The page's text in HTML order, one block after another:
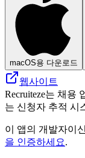
macOS용 다운로드
웹사이트
Recruiteze는 채용
는 신청자 추적 시
이 앱의 개발자이
을 인증하세요.